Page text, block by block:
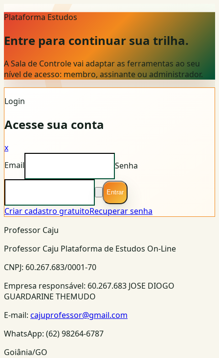
Plataforma Estudos
Entre para continuar sua trilha.
A Sala de Controle vai adaptar as ferramentas ao seu
nível de acesso: membro, assinante ou administrador.
Login
Acesse sua conta
x
Email
Senha
Entrar
Criar cadastro gratuitoRecuperar senha
Professor Caju
Professor Caju Plataforma de Estudos On-Line
CNPJ: 60.267.683/0001-70
Empresa responsável: 60.267.683 JOSE DIOGO
GUARDARINE THEMUDO
E-mail: cajuprofessor@gmail.com
WhatsApp: (62) 98264-6787
Goiânia/GO